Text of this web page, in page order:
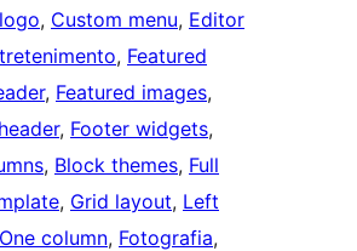
, Custom menu, Editor
, Featured
, Featured images
, Footer widgets
, Block themes, Full
, Grid layout, Left
One column, Fotografia